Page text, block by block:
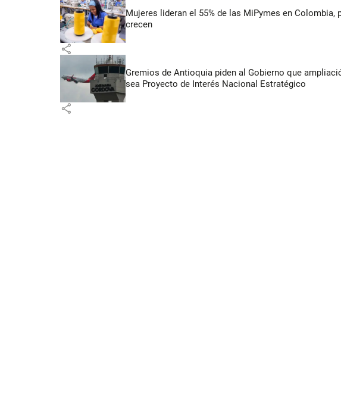
Mujeres lideran el 55% de las MiPymes en Colombia,
crecen
share
Gremios de Antioquia piden al Gobierno que
sea Proyecto de Interés Nacional Estratégico
share